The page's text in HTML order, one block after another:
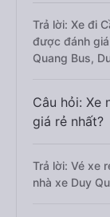
Trả lời: Xe đi
được đánh
Quang Bus,
Câu hỏi: Xe
giá rẻ nhất?
Trả lời: Vé xe
nhà xe Duy